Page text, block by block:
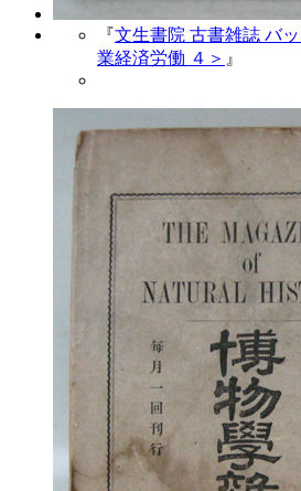
『文生書院 古書雑誌 バ
業経済労働 ４＞ 』